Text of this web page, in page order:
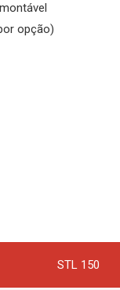
opção)
STL 150